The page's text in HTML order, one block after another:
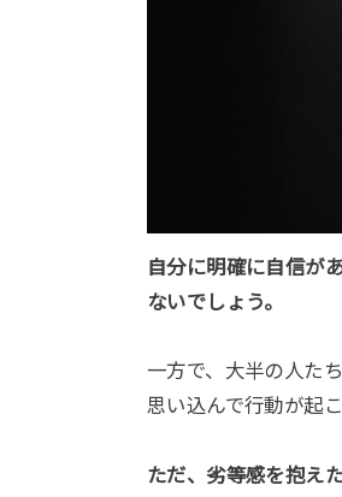
自分に明確に自信が
ないでしょう。
一方で、大半の人た
思い込んで行動が起
ただ、劣等感を抱え